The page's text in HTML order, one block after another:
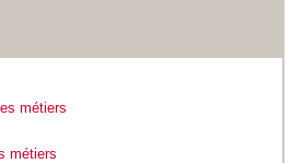
métiers
métiers